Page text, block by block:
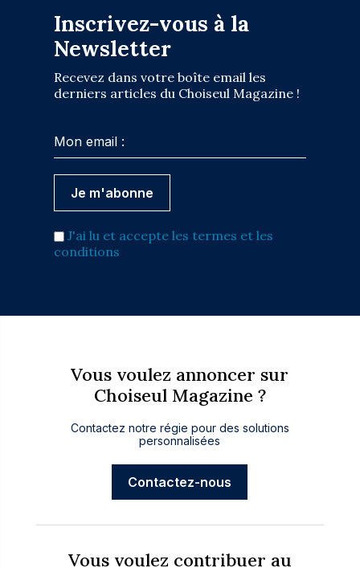
Inscrivez-vous à la
Newsletter
Recevez dans votre boîte email les
derniers articles du Choiseul Magazine !
J'ai lu et accepte les termes et les
conditions
Vous voulez annoncer sur
Choiseul Magazine ?
Contactez notre régie pour des solutions
personnalisées
Contactez-nous
Vous voulez contribuer au